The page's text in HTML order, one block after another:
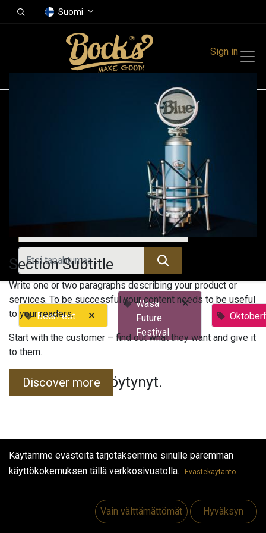
Suomi
Sign in
Tulevat tapahtumat
BeerFest ×
Wasa
Future
Festival
×
Tapahtumia ei löytynyt.
Hyödyllisiä linkkejä
Section Subtitle
Write one or two paragraphs describing your product or
services. To be successful your content needs to be useful
to your readers.
Start with the customer – find out what they want and give it
to them.
Discover more
Käytämme evästeitä tarjotaksemme sinulle paremman
käyttökokemuksen tällä verkkosivustolla.
Evästekäytäntö
Vain välttämättömät Hyväksyn